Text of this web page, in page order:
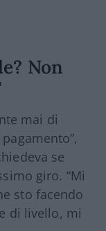
Non
mai di
se
giro. “Mi
sto facendo
di livello, mi